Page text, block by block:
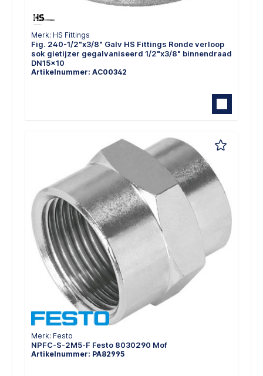
Merk: HS Fittings
Fig. 240-1/2"x3/8" Galv HS Fittings Ronde verloop
sok gietijzer gegalvaniseerd 1/2"x3/8" binnendraad
DN15x10
Artikelnummer: AC00342
Merk: Festo
NPFC-S-2M5-F Festo 8030290 Mof
Artikelnummer: PA82995